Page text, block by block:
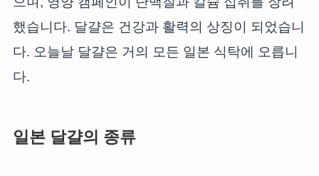
했습니다. 달걀은 건강과 활력의 상징이 되었습니
다. 오늘날 달걀은 거의 모든 일본 식탁에 오릅니
다.
일본 달걀의 종류